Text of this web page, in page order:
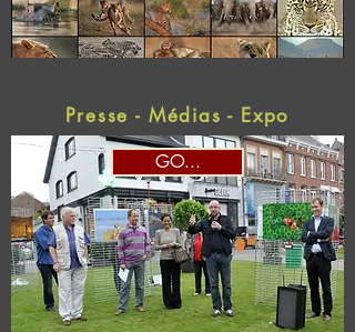
Presse - Médias - Expo
GO...